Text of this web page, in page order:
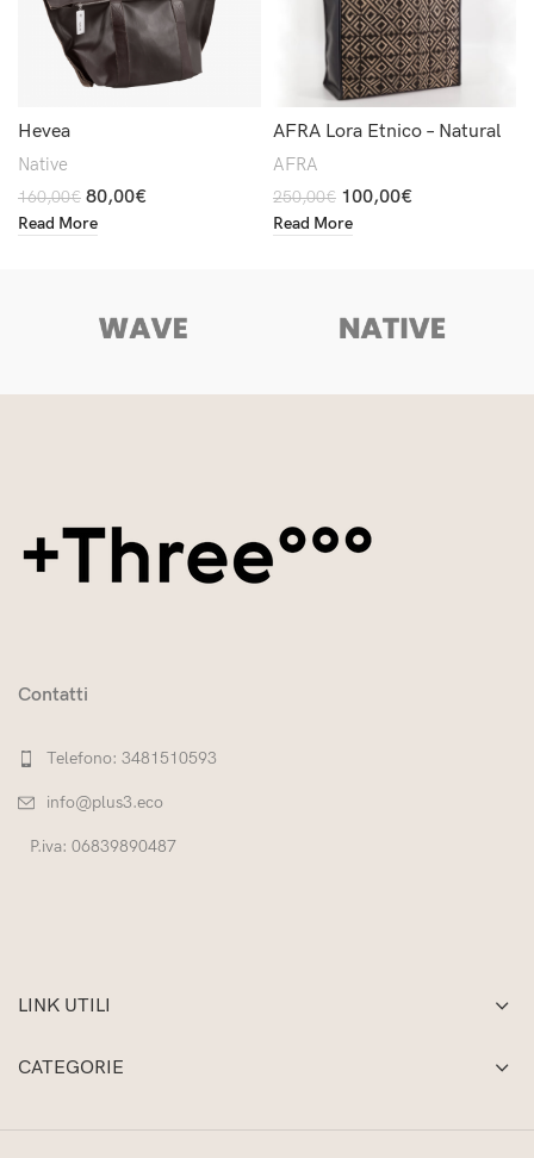
Hevea
Native
160,00€ 80,00€
Read More
AFRA Lora Etnico – Natural
AFRA
250,00€ 100,00€
Read More
Contatti
Telefono: 3481510593
info@plus3.eco
P.iva: 06839890487
LINK UTILI
CATEGORIE